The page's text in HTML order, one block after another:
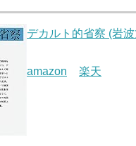
デカルト的省察 (岩
amazon 楽天